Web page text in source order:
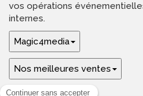
vos opérations
internes.
Magic4media
Nos meilleures ventes